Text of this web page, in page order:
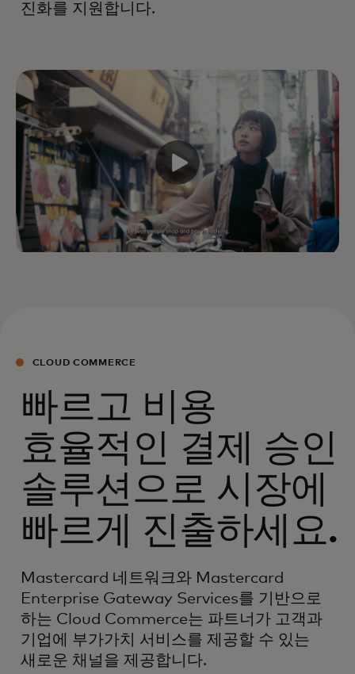
진화를 지원합니다.
CLOUD COMMERCE
빠르고 비용
효율적인 결제 승인
솔루션으로 시장에
빠르게 진출하세요.
Mastercard 네트워크와 Mastercard
Enterprise Gateway Services를 기반으로
하는 Cloud Commerce는 파트너가 고객과
기업에 부가가치 서비스를 제공할 수 있는
새로운 채널을 제공합니다.